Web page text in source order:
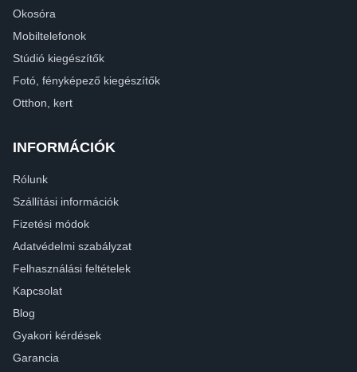
Okosóra
Mobiltelefonok
Stúdió kiegészítők
Fotó, fényképező kiegészítők
Otthon, kert
INFORMÁCIÓK
Rólunk
Szállítási információk
Fizetési módok
Adatvédelmi szabályzat
Felhasználási feltételek
Kapcsolat
Blog
Gyakori kérdések
Garancia